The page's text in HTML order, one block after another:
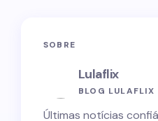
SOBRE
Lulaflix
BLOG LULAFLIX
Últimas notícias